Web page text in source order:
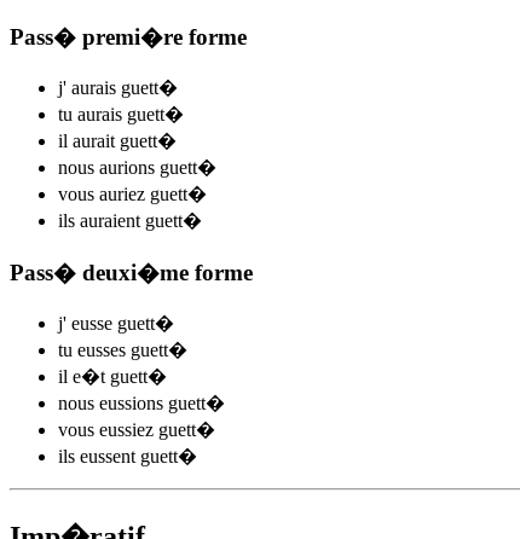
Pass� premi�re forme
j' aurais guett�
tu aurais guett�
il aurait guett�
nous aurions guett�
vous auriez guett�
ils auraient guett�
Pass� deuxi�me forme
j' eusse guett�
tu eusses guett�
il e�t guett�
nous eussions guett�
vous eussiez guett�
ils eussent guett�